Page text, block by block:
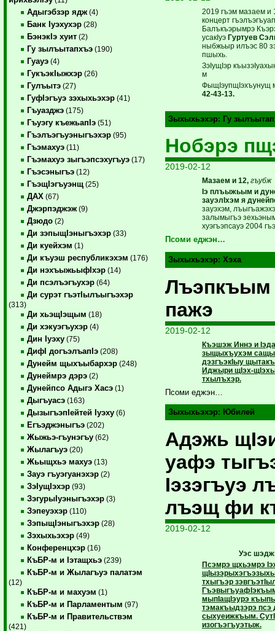
Адыгэбзэр ядж (4)
Банк Iуэхухэр (28)
БэнэкIэ хуит (2)
Гу зылъытапхъэ (190)
Гуауэ (4)
ГукъэкIыжхэр (26)
Гулъытэ (27)
ГуфIэгъуэ зэхыхьэхэр (41)
Гъуазджэ (175)
Гъуэгу къежьапIэ (51)
Гъэлъэгъуэныгъэхэр (95)
Гъэмахуэ (11)
Гъэмахуэ зыгъэпсэхугъуэ (17)
Гъэсэныгъэ (12)
ГъэщIэгъуэнщ (25)
ДАХ (67)
Джэрпэджэж (9)
Дзюдо (2)
Ди зэпыщIэныгъэхэр (33)
Ди куейхэм (1)
Ди къуэш республикэхэм (176)
Ди нэхъыжьыфIхэр (14)
Ди псэлъэгъухэр (64)
Ди сурэт гъэтIылъыгъэхэр
(313)
Ди хьэщIэщым (18)
Ди хэкуэгъухэр (4)
Дин Iуэху (75)
ДифI догъэлъапIэ (208)
Дунейм щыхъыбархэр (248)
Дунеймрэ дэрэ (2)
Дунейпсо Адыгэ Хасэ (1)
Дыгъуасэ (163)
ДызыгъэпIейтей Iуэху (6)
Егъэджэныгъэ (202)
Жыжьэ-гъунэгъу (62)
Жылагъуэ (20)
Жьыщхьэ махуэ (13)
Зауэ гъуэгуанэхэр (2)
ЗэIущIэхэр (93)
ЗэгурыIуэныгъэхэр (3)
Зэпеуэхэр (110)
ЗэпыщIэныгъэхэр (28)
Зэхыхьэхэр (49)
Конференцхэр (16)
КъБР-м и Iэтащхьэ (239)
КъБР-м и Жылагъуэ палатэм
(12)
КъБР-м и махуэм (1)
КъБР-м и Парламентым (97)
КъБР-м и Правительствэм
(421)
2019 гъэм мазаем и
концерт
Балъкъэрымрэ
усакIуэ Гуртуев
ныбжьыр илъэс 80
пшыхь.
ЗэIущIэр
м
ФыщIэупщIэхъунущ
42-43-13.
Зыхыхьэхэр: Гу
Нобэрэ
2019-02-12
Мазаем и 12, гъубж
Iэ плъыжьым и
зауэлIхэм я
зауэхэм,
залымыгъэ
хуэгъэпсауэ 2004
Псоми еджэн…
Зыхыхьэхэр: Хэха
Лъэпкъым
пажэ
2019-02-12
Къэшэж Иннэ и
зыщыхъухэм
дэзгъэкIыу
Иджыри щIэх-
тхылъхэр.
Псоми еджэн…
Зыхыхьэхэр: Юбилей
Адэжь
уафэ
Iэзэгъуэ
лъэщ фи
2019-02-12
Уэс
Псэмрэ щхьэмрэ
тхыгъэр
мыпIащIэурэ
тэмакъыдзэрэ псэ
сыхуеижкъым.
изогъэгъуэтыж.